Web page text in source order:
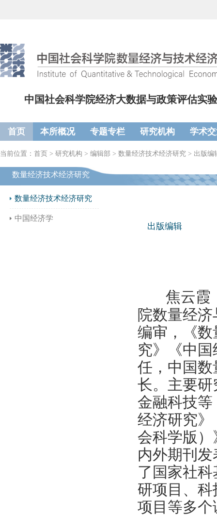
中国社会科学院经济大数据与政策评估实
首页 本所概况 专题专栏 研究机构 学术
当前位置： 首页 > 研究机构 > 编辑部 > 数量经济技术经济研究 > 出版编
数量经济技术经济研究
数量经济技术经济研究
中国经济学
出版编辑
焦云霞
院数量经
编审，《
究》《中
任，中国
长。主要
金融科技
经济研究
会科学版
内外期刊
了国家社
研项目、
项目等多